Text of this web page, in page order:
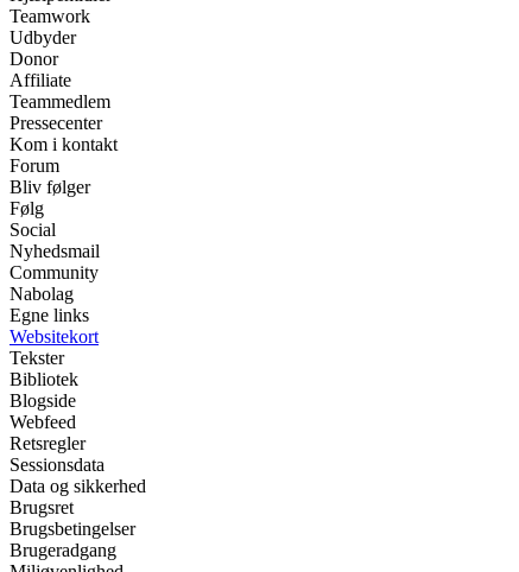
Teamwork
Udbyder
Donor
Affiliate
Teammedlem
Pressecenter
Kom i kontakt
Forum
Bliv følger
Følg
Social
Nyhedsmail
Community
Nabolag
Egne links
Websitekort
Tekster
Bibliotek
Blogside
Webfeed
Retsregler
Sessionsdata
Data og sikkerhed
Brugsret
Brugsbetingelser
Brugeradgang